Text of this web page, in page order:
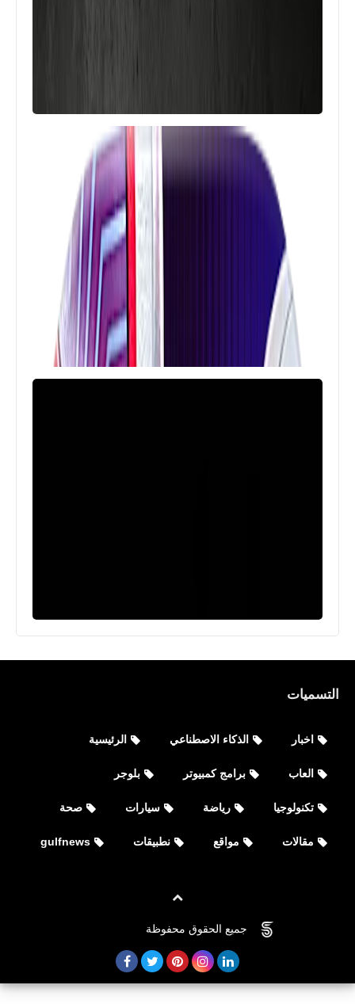
التسميات
اخبار الذكاء الاصطناعي الرئيسية
العاب برامج كمبيوتر بلوجر
تكنولوجيا رياضة سيارات صحة
مقالات مواقع نطبيقات gulfnews
جميع الحقوق محفوظة